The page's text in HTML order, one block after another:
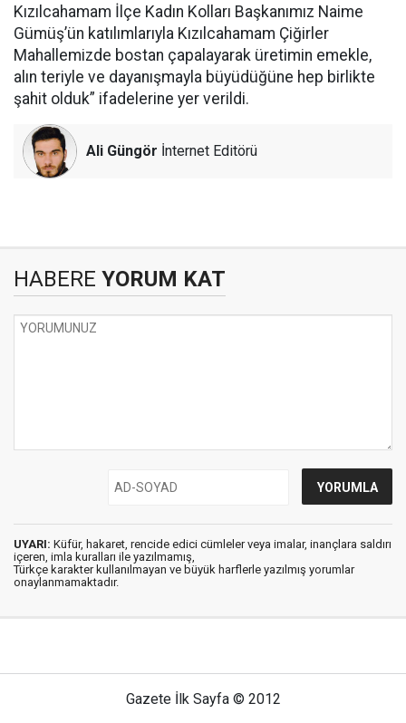
Kızılcahamam İlçe Kadın Kolları Başkanımız Naime
Gümüş’ün katılımlarıyla Kızılcahamam Çiğirler
Mahallemizde bostan çapalayarak üretimin emekle,
alın teriyle ve dayanışmayla büyüdüğüne hep birlikte
şahit olduk” ifadelerine yer verildi.
Ali Güngör İnternet Editörü
HABERE YORUM KAT
UYARI: Küfür, hakaret, rencide edici cümleler veya imalar, inançlara saldırı
içeren, imla kuralları ile yazılmamış,
Türkçe karakter kullanılmayan ve büyük harflerle yazılmış yorumlar
onaylanmamaktadır.
Gazete İlk Sayfa © 2012